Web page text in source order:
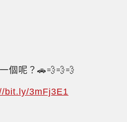
個呢？🚗💨💨💨
bit.ly/3mFj3E1